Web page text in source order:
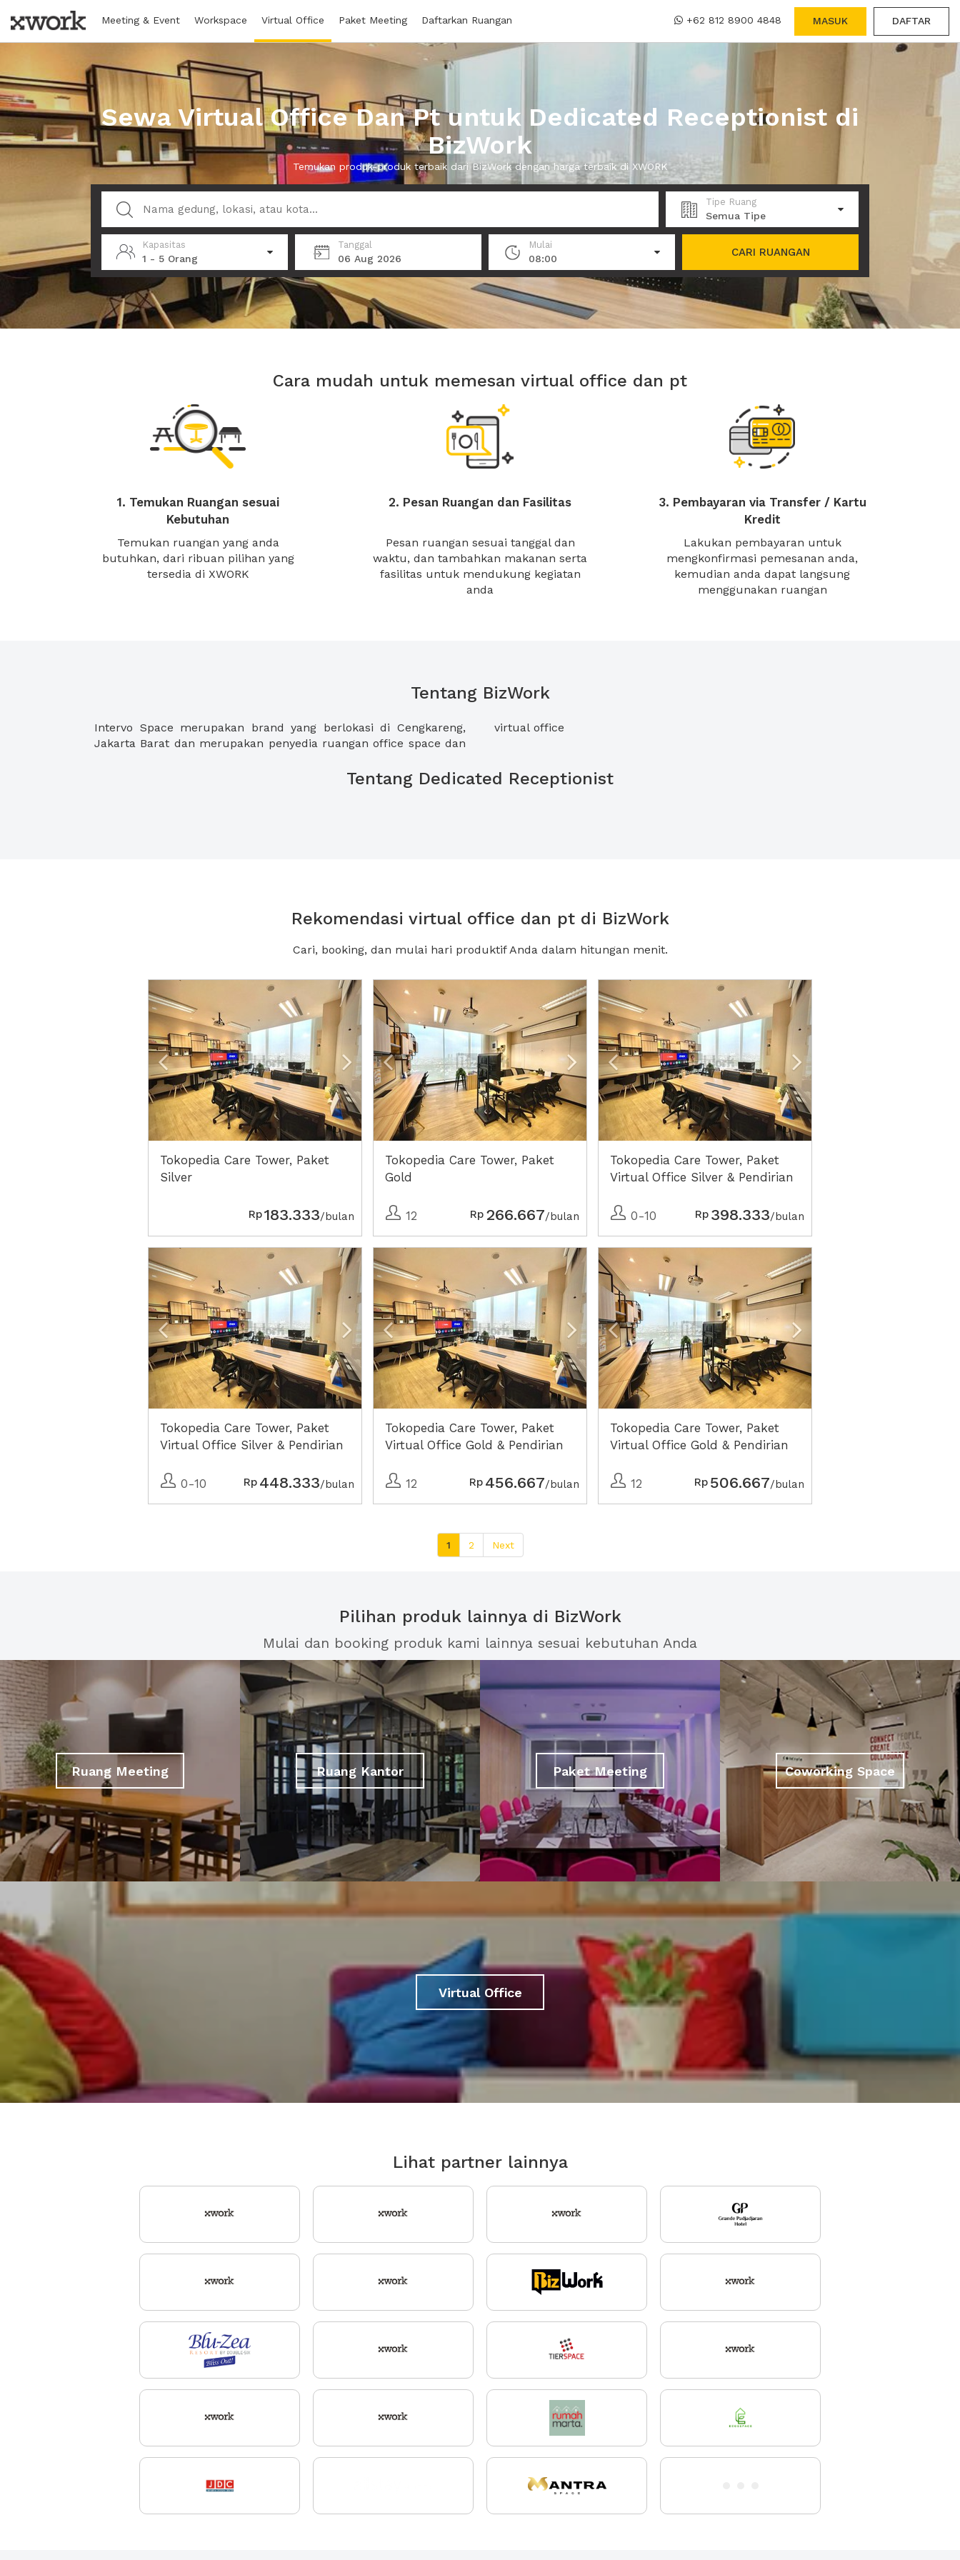
Meeting & Event Workspace Virtual Office Paket Meeting Daftarkan Ruangan +62 812 8900 4848 MASUK DAFTAR
Sewa Virtual Office Dan Pt untuk Dedicated Receptionist di
BizWork
Temukan produk-produk terbaik dari BizWork dengan harga terbaik di XWORK
Tipe Ruang
Semua Tipe
Kapasitas
1 - 5 Orang
Tanggal
06 Aug 2026
Mulai
08:00
CARI RUANGAN
Cara mudah untuk memesan virtual office dan pt
1. Temukan Ruangan sesuai
Kebutuhan
Temukan ruangan yang anda
butuhkan, dari ribuan pilihan yang
tersedia di XWORK
2. Pesan Ruangan dan Fasilitas
Pesan ruangan sesuai tanggal dan
waktu, dan tambahkan makanan serta
fasilitas untuk mendukung kegiatan
anda
3. Pembayaran via Transfer / Kartu
Kredit
Lakukan pembayaran untuk
mengkonfirmasi pemesanan anda,
kemudian anda dapat langsung
menggunakan ruangan
Tentang BizWork
Intervo Space merupakan brand yang berlokasi di Cengkareng,
Jakarta Barat dan merupakan penyedia ruangan office space dan
virtual office
Tentang Dedicated Receptionist
Rekomendasi virtual office dan pt di BizWork
Cari, booking, dan mulai hari produktif Anda dalam hitungan menit.
Next2
Tokopedia Care Tower, Paket
Silver
Rp183.333/bulan
Previous Next2
Tokopedia Care Tower, Paket
Gold
12 Rp 266.667/bulan
Next2
Tokopedia Care Tower, Paket
Virtual Office Silver & Pendirian
0-10
Rp 398.333/bulan
Next2
Tokopedia Care Tower, Paket
Virtual Office Silver & Pendirian
0-10
Rp 448.333/bulan
Next2
Tokopedia Care Tower, Paket
Virtual Office Gold & Pendirian
12
Rp 456.667/bulan
Previous Next2
Tokopedia Care Tower, Paket
Virtual Office Gold & Pendirian
12
Rp 506.667/bulan
1 2 Next
Pilihan produk lainnya di BizWork
Mulai dan booking produk kami lainnya sesuai kebutuhan Anda
Ruang Meeting Ruang Kantor Paket Meeting Coworking Space
Virtual Office
Lihat partner lainnya